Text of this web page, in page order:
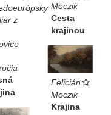
z
Moczik
Cesta
krajinou
Felicián
Moczik
Krajina